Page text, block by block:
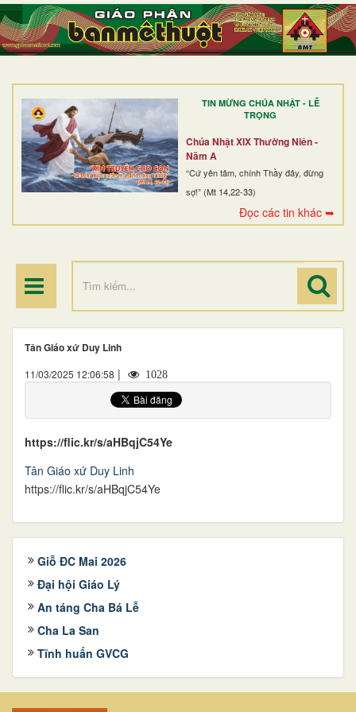
TIN MỪNG CHÚA NHẬT - LỄ
TRỌNG
Chúa Nhật XIX Thường Niên -
Năm A
“Cứ yên tâm, chính Thầy đây, đừng
sợ!” (Mt 14,22-33)
Đọc các tin khác ➥
TRANG NHẤT
GIỚI THIỆU
DÒNG TU
BAN MỤC VỤ
ĐOÀN THỂ CG
Tân Giáo xứ Duy Linh
11/03/2025 12:06:58 | 1028
https://flic.kr/s/aHBqjC54Ye
Tân Giáo xứ Duy Linh
https://flic.kr/s/aHBqjC54Ye
Giỗ ĐC Mai 2026
Đại hội Giáo Lý
An táng Cha Bá Lễ
Cha La San
Tĩnh huấn GVCG